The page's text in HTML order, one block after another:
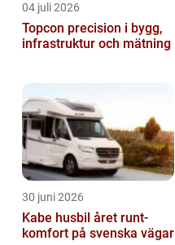
04 juli 2026
Topcon precision i bygg,
infrastruktur och mätning
30 juni 2026
Kabe husbil året runt-
komfort på svenska vägar